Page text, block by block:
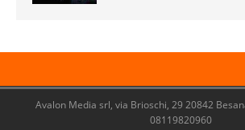
Avalon Media srl, via Brioschi, 29 20842
08119820960